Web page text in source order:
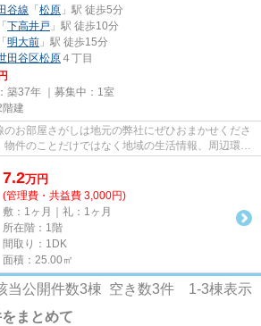
谷線 「 松原 」駅 徒歩5分
「 下高井戸 」駅 徒歩10分
「 明大前 」駅 徒歩15分
田谷区松原 ４丁目
築37年 ｜募集中： 1室
階建
お部屋さがしは地元の弊社にぜひおまかせくださ
件のことだけではなく地域の生活情報、周辺環境
7.2万円
(管理費・共益費 3,000円)
敷：1ヶ月｜礼：1ヶ月
所在階：1階
間取り：1DK
面積：25.00㎡
当公開件数3棟 空き数3件 1-3棟表示
まとめて